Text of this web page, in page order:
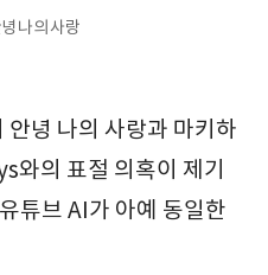
나의 사랑
녕 나의 사랑과 마키하
와의 표절 의혹이 제기
튜브 AI가 아예 동일한